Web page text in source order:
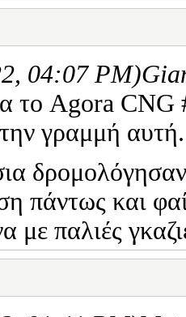
04:07 PM)
το Agora CNG
γραμμή αυτή.
πάντως και
με παλιές